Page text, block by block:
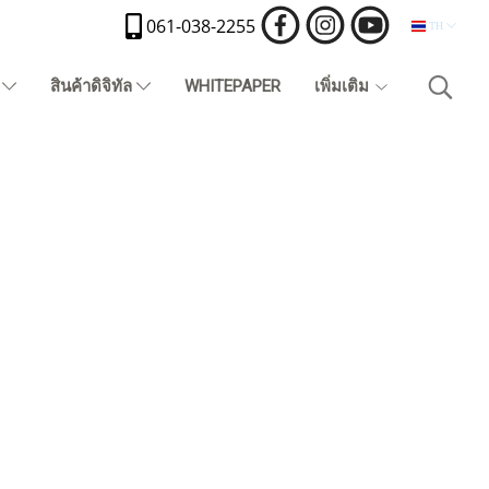
061-038-2255 TH
สินค้าดิจิทัล WHITEPAPER เพิ่มเติม